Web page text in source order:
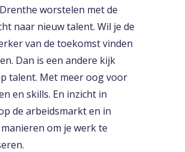
worstelen met de
naar nieuw talent. Wil je de
van de toekomst vinden
Dan is een andere kijk
talent. Met meer oog voor
en skills. En inzicht in
de arbeidsmarkt en in
om je werk te